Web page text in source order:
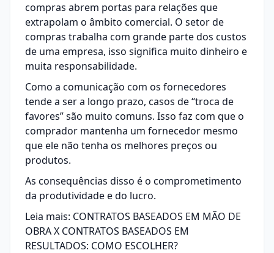
compras abrem portas para relações que
extrapolam o âmbito comercial. O setor de
compras trabalha com grande parte dos custos
de uma empresa, isso significa muito dinheiro e
muita responsabilidade.
Como a comunicação com os fornecedores
tende a ser a longo prazo, casos de “troca de
favores” são muito comuns. Isso faz com que o
comprador mantenha um fornecedor mesmo
que ele não tenha os melhores preços ou
produtos.
As consequências disso é o comprometimento
da produtividade e do lucro.
Leia mais: CONTRATOS BASEADOS EM MÃO DE
OBRA X CONTRATOS BASEADOS EM
RESULTADOS: COMO ESCOLHER?